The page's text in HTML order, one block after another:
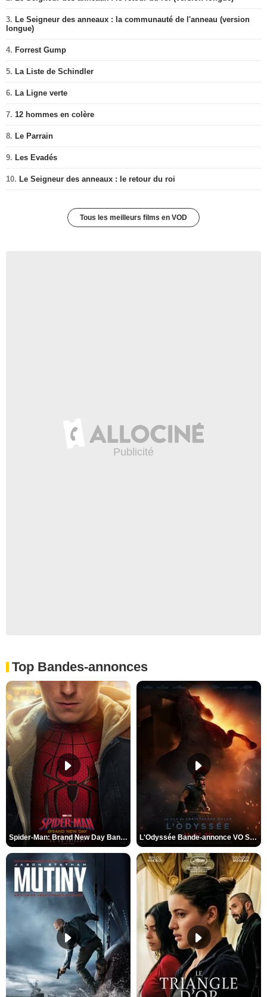
3. Le Seigneur des anneaux : la communauté de l'anneau (version
longue)
4. Forrest Gump
5. La Liste de Schindler
6. La Ligne verte
7. 12 hommes en colère
8. Le Parrain
9. Les Evadés
10. Le Seigneur des anneaux : le retour du roi
Tous les meilleurs films en VOD
Top Bandes-annonces
Spider-Man: Brand New Day Bande-annonce VO STFR L'Odyssée Bande-annonce VO STFR